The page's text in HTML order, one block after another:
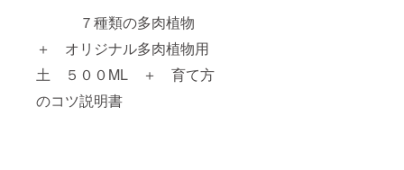
７種類の多肉植物
＋ オリジナル多肉植物用
土 ５００ML ＋ 育て方
のコツ説明書